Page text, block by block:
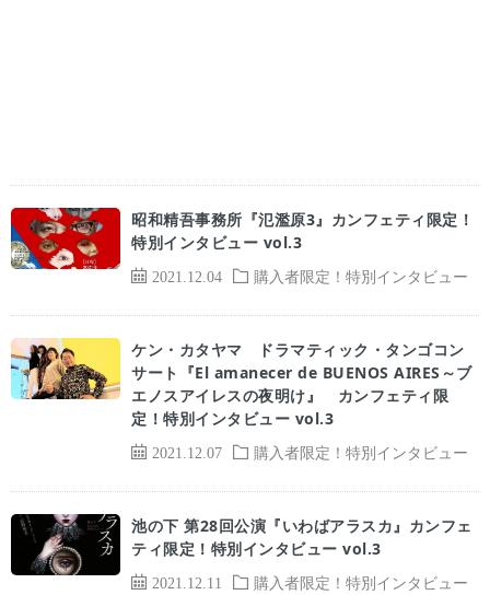
2021.12.04 購入者限定！特別インタビュー
昭和精吾事務所『氾濫原3』カンフェティ限定！
特別インタビュー vol.3
2021.12.07 購入者限定！特別インタビュー
ケン・カタヤマ ドラマティック・タンゴコン
サート『El amanecer de BUENOS AIRES～ブ
エノスアイレスの夜明け』 カンフェティ限
定！特別インタビュー vol.3
2021.12.11 購入者限定！特別インタビュー
池の下 第28回公演『いわばアラスカ』カンフェ
ティ限定！特別インタビュー vol.3